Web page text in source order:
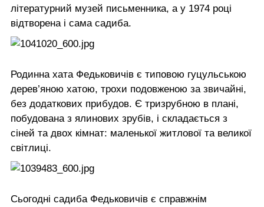
літературний музей письменника, а у 1974 році
відтворена і сама садиба.
Родинна хата Федьковичів є типовою гуцульською
дерев’яною хатою, трохи подовженою за звичайні,
без додаткових прибудов. Є тризрубною в плані,
побудована з ялинових зрубів, і складається з
сіней та двох кімнат: маленької житлової та великої
світлиці.
Сьогодні садиба Федьковичів є справжнім